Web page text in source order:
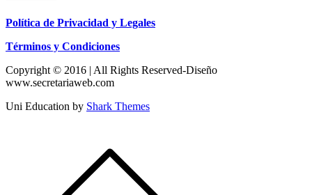
Política de Privacidad y Legales
Términos y Condiciones
Copyright © 2016 | All Rights Reserved-Diseño
www.secretariaweb.com
Uni Education by Shark Themes